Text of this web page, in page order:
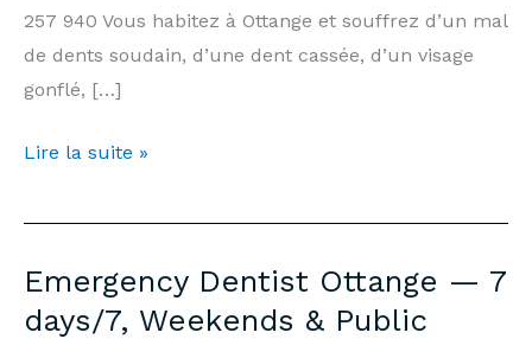
257 940 Vous habitez à Ottange et souffrez d’un mal
de dents soudain, d’une dent cassée, d’un visage
gonflé, […]
Dentiste
Ottange
7j/7,
Week-
Lire la suite »
Emergency Dentist Ottange — 7
days/7, Weekends & Public